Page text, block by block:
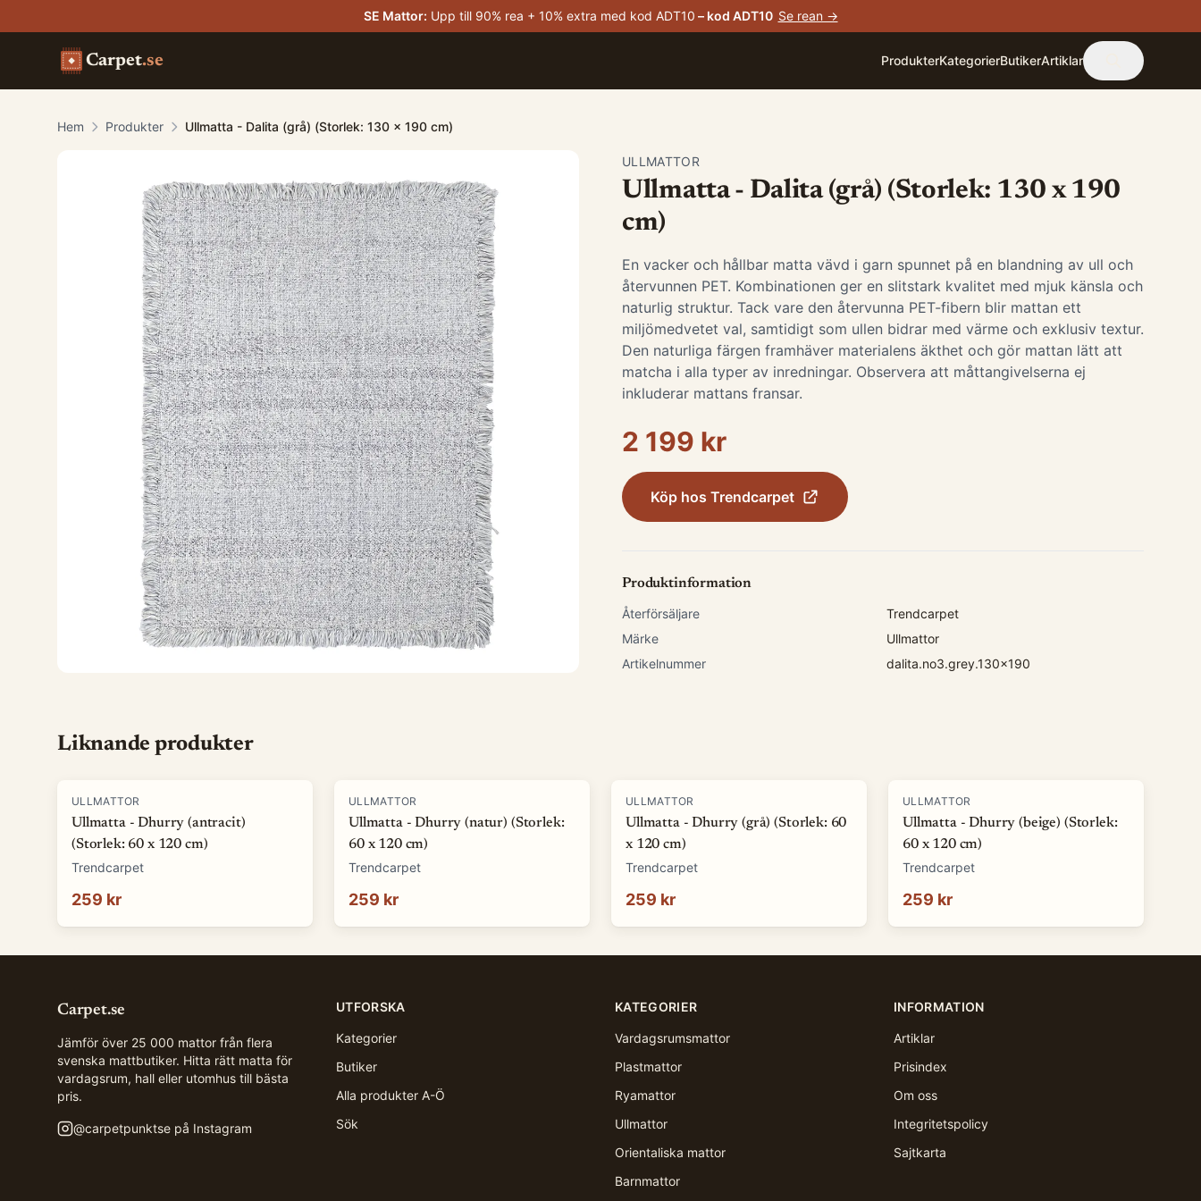
SE Mattor: Upp till 90% rea + 10% extra med kod ADT10 – kod ADT10 Se rean →
Carpet.se ProdukterKategorierButikerArtiklar
Hem Produkter Ullmatta - Dalita (grå) (Storlek: 130 x 190 cm)
ULLMATTOR
Ullmatta - Dalita (grå) (Storlek: 130 x 190
cm)
En vacker och hållbar matta vävd i garn spunnet på en blandning av ull och
återvunnen PET. Kombinationen ger en slitstark kvalitet med mjuk känsla och
naturlig struktur. Tack vare den återvunna PET-fibern blir mattan ett
miljömedvetet val, samtidigt som ullen bidrar med värme och exklusiv textur.
Den naturliga färgen framhäver materialens äkthet och gör mattan lätt att
matcha i alla typer av inredningar. Observera att måttangivelserna ej
inkluderar mattans fransar.
2 199 kr
Köp hos Trendcarpet
Produktinformation
Återförsäljare
Trendcarpet
Märke
Ullmattor
Artikelnummer
dalita.no3.grey.130x190
Liknande produkter
ULLMATTOR
Ullmatta - Dhurry (antracit)
(Storlek: 60 x 120 cm)
Trendcarpet
259 kr
ULLMATTOR
Ullmatta - Dhurry (natur) (Storlek:
60 x 120 cm)
Trendcarpet
259 kr
ULLMATTOR
Ullmatta - Dhurry (grå) (Storlek: 60
x 120 cm)
Trendcarpet
259 kr
ULLMATTOR
Ullmatta - Dhurry (beige) (Storlek:
60 x 120 cm)
Trendcarpet
259 kr
Carpet.se
Jämför över 25 000 mattor från flera
svenska mattbutiker. Hitta rätt matta för
vardagsrum, hall eller utomhus till bästa
pris.
@carpetpunktse på Instagram
UTFORSKA
Kategorier
Butiker
Alla produkter A-Ö
Sök
KATEGORIER
Vardagsrumsmattor
Plastmattor
Ryamattor
Ullmattor
Orientaliska mattor
Barnmattor
INFORMATION
Artiklar
Prisindex
Om oss
Integritetspolicy
Sajtkarta